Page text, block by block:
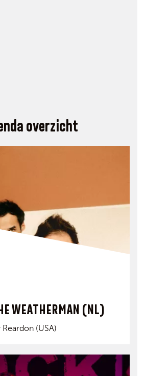
overzicht
WEATHERMAN (NL)
(USA)